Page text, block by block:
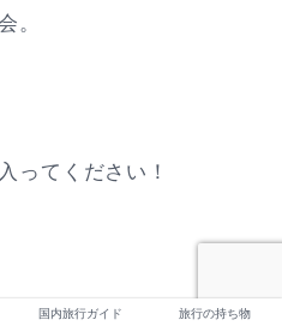
。
ってください！
国内旅行ガイド 旅行の持ち物